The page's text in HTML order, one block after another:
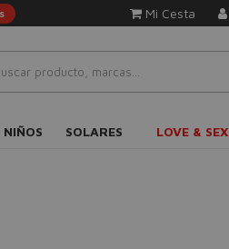
Mi Cesta
NIÑOS SOLARES LOVE & SEX